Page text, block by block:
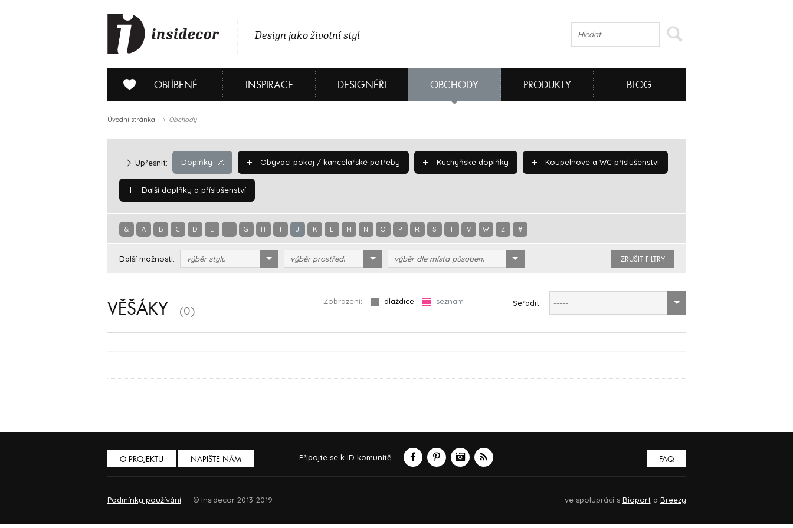
Design jako životní styl
OBLÍBENÉ INSPIRACE DESIGNÉŘI OBCHODY PRODUKTY BLOG
Úvodní stránka Obchody
Doplňky
Upřesnit: Obývací pokoj / kancelářské potřeby Kuchyňské doplňky Koupelnové a WC příslušenství
Další doplňky a příslušenství
& A B C D E F G H I J K L M N O P R S T V W Z #
Další možnosti: výběr stylu výběr prostředí výběr dle místa působení ZRUŠIT FILTRY
VĚŠÁKY (0)
Zobrazení: dlaždice seznam Seřadit: -----
O PROJEKTU NAPIŠTE NÁM Připojte se k iD komunitě FAQ
Podmínky používání © Insidecor 2013-2019. ve spolupráci s Bioporta Breezy